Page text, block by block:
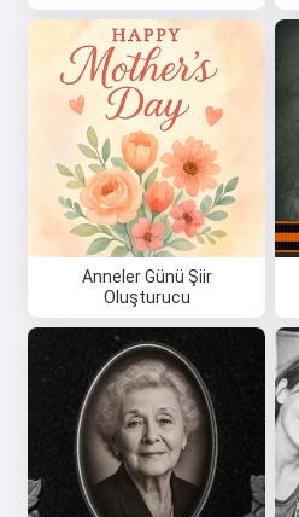
Anneler Günü Şiir
Oluşturucu